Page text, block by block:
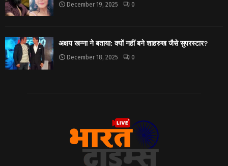
December 19, 2025 0
अक्षय खन्ना ने बताया: क्यों नहीं बने शाहरुख जैसे सुपरस्टार?
December 18, 2025 0